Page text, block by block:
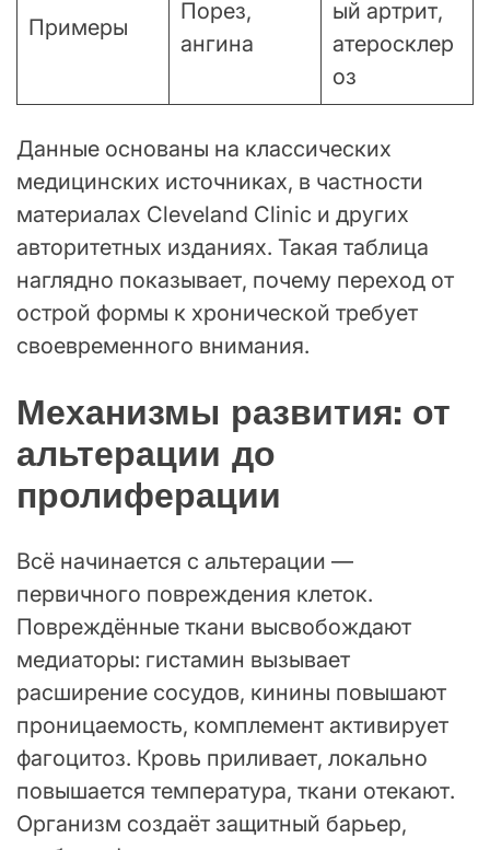
Примеры
Порез,
ангина
ый артрит,
атеросклер
оз
Данные основаны на классических
медицинских источниках, в частности
материалах Cleveland Clinic и других
авторитетных изданиях. Такая таблица
наглядно показывает, почему переход от
острой формы к хронической требует
своевременного внимания.
Механизмы развития: от
альтерации до
пролиферации
Всё начинается с альтерации —
первичного повреждения клеток.
Повреждённые ткани высвобождают
медиаторы: гистамин вызывает
расширение сосудов, кинины повышают
проницаемость, комплемент активирует
фагоцитоз. Кровь приливает, локально
повышается температура, ткани отекают.
Организм создаёт защитный барьер,